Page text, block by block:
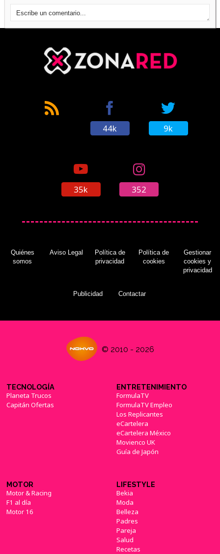
44k 9k
35k 352
Quiénes
somos
Aviso Legal
Política de
privacidad
Política de
cookies
Gestionar
cookies y
privacidad
Publicidad Contactar
© 2010 - 2026
TECNOLOGÍA
Planeta Trucos
Capitán Ofertas
ENTRETENIMIENTO
FormulaTV
FormulaTV Empleo
Los Replicantes
eCartelera
eCartelera México
Movienco UK
Guía de Japón
MOTOR
Motor & Racing
F1 al día
Motor 16
LIFESTYLE
Bekia
Moda
Belleza
Padres
Pareja
Salud
Recetas